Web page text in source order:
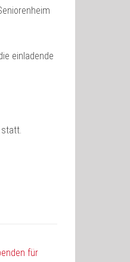
einladende